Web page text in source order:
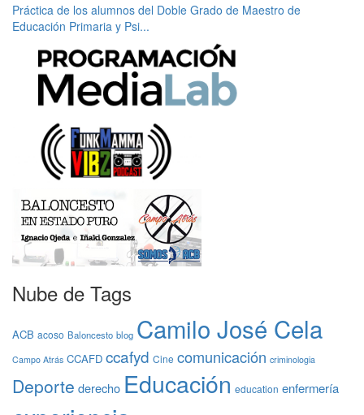
Práctica de los alumnos del Doble Grado de Maestro de
Educación Primaria y Psi...
Nube de Tags
ACB acoso Baloncesto blog Camilo José Cela
Campo Atrás CCAFD ccafyd Cine comunicación criminologia
Deporte derecho Educación education enfermería